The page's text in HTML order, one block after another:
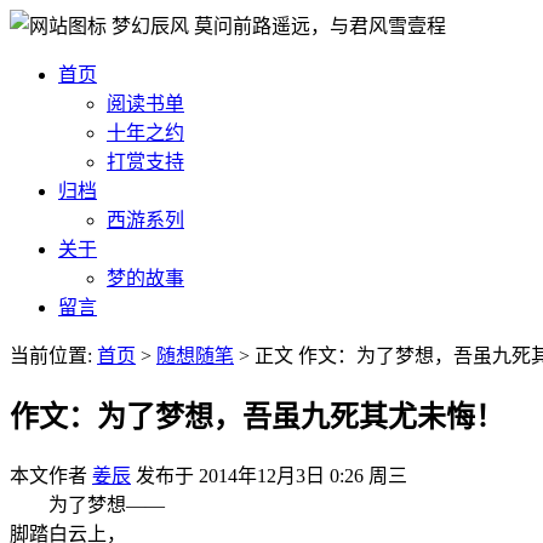
梦幻辰风 莫问前路遥远，与君风雪壹程
首页
阅读书单
十年之约
打赏支持
归档
西游系列
关于
梦的故事
留言
当前位置: 首页 > 随想随笔 > 正文 作文：为了梦想，吾虽九死
作文：为了梦想，吾虽九死其尤未悔！
本文作者 姜辰 发布于 2014年12月3日 0:26 周三
为了梦想——
脚踏白云上，